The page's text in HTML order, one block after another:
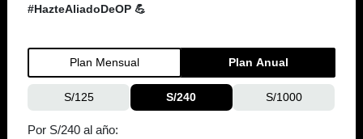
#HazteAliadoDeOP 💪
Plan Mensual Plan Anual
S/125 S/240 S/1000
Por S/240 al año: